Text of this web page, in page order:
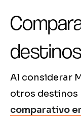
Al considerar
otros destinos
comparativo